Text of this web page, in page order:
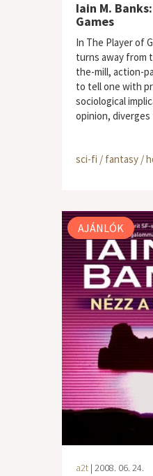
Iain M.
Games
In The Player of
turns away from
the-mill, action-
to tell one with
sociological
opinion, diverges
sci-fi / fantasy /
AJÁNLÓK
a2t | 2008. 06. 24.